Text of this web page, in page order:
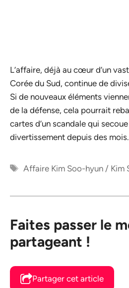
L’affaire, déjà au cœur d’un
Corée du Sud, continue de
Si de nouveaux éléments
de la défense, cela pourrait
cartes d’un scandale qui
divertissement depuis des mois.
Étiquettes
Affaire Kim Soo-hyun / Kim
Faites passer le
partageant !
Partager cet article